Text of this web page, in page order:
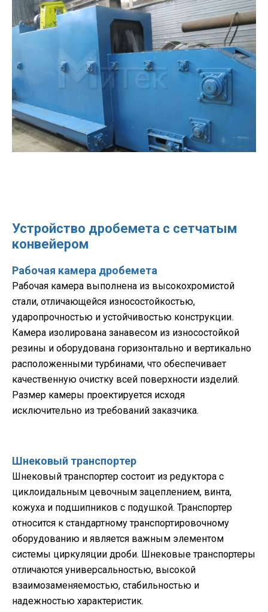
Устройство дробемета с сетчатым
конвейером
Рабочая камера дробемета
Рабочая камера выполнена из высокохромистой
стали, отличающейся износостойкостью,
ударопрочностью и устойчивостью конструкции.
Камера изолирована занавесом из износостойкой
резины и оборудована горизонтально и вертикально
расположенными турбинами, что обеспечивает
качественную очистку всей поверхности изделий.
Размер камеры проектируется исходя
исключительно из требований заказчика.
Шнековый транспортер
Шнековый транспортер состоит из редуктора с
циклоидальным цевочным зацеплением, винта,
кожуха и подшипников с подушкой. Транспортер
относится к стандартному транспортировочному
оборудованию и является важным элементом
системы циркуляции дроби. Шнековые транспортеры
отличаются универсальностью, высокой
взаимозаменяемостью, стабильностью и
надежностью характеристик.